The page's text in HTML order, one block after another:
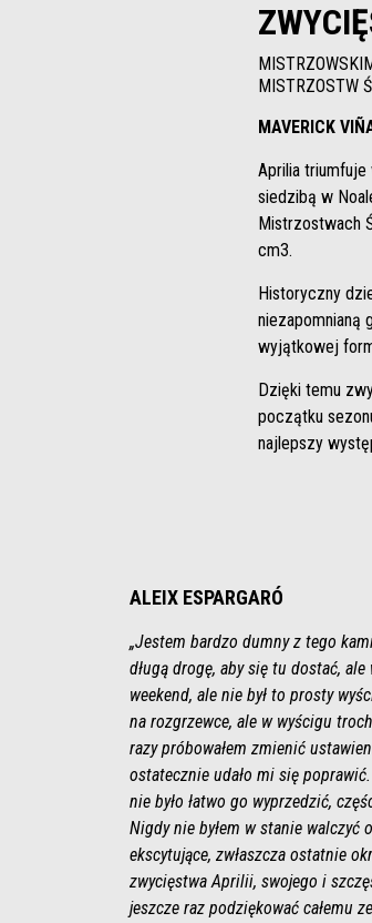
MISTRZOSTW
MAVERICK
Aprilia
siedzibą w
Mistrzostwach
cm3.
Historyczny
niezapomnianą
wyjątkowej
Dzięki temu
początku
najlepszy
ALEIX ESPARGARÓ
„Jestem bardzo dumny z tego
długą drogę, aby się tu dostać,
weekend, ale nie był to prosty
na rozgrzewce, ale w wyścigu
razy próbowałem zmienić
ostatecznie udało mi się
nie było łatwo go wyprzedzić,
Nigdy nie byłem w stanie walczyć
ekscytujące, zwłaszcza ostatnie
zwycięstwa Aprilii, swojego i
jeszcze raz podziękować całemu